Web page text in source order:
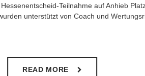
Teilnahme auf Anhieb
unterstützt von Coach und
READ MORE